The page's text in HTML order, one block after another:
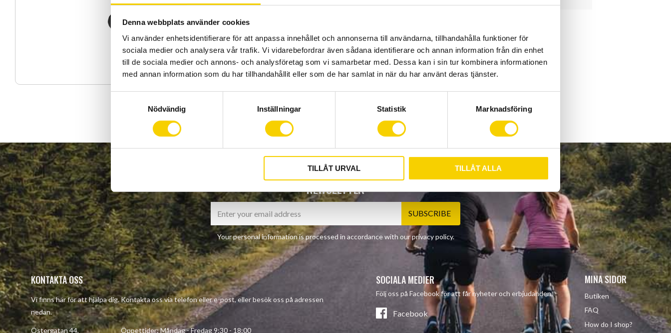
Denna webbplats använder cookies
Vi använder enhetsidentifierare för att anpassa innehållet och annonserna till användarna, tillhandahålla funktioner för
sociala medier och analysera vår trafik. Vi vidarebefordrar även sådana identifierare och annan information från din enhet
till de sociala medier och annons- och analysföretag som vi samarbetar med. Dessa kan i sin tur kombinera informationen
med annan information som du har tillhandahållit eller som de har samlat in när du har använt deras tjänster.
y
c
k
e
s
v
a
l
Nödvändig Inställningar Statistik Marknadsföring
TILLÅT URVAL TILLÅT ALLA
NEWSLETTER
SUBSCRIBE
Your personal information is processed in accordance with ourprivacy policy.
KONTAKTA OSS
Vi finns här för att hjälpa dig. Kontakta oss via telefon eller e-post, eller besök oss på adressen
nedan.
Östergatan 44, Öppettider: Måndag - Fredag 9:30 - 18:00
SOCIALA MEDIER
Följ oss på Facebook för att får nyheter och erbjudanden.
Facebook
MINA SIDOR
Butiken
FAQ
How do I shop?